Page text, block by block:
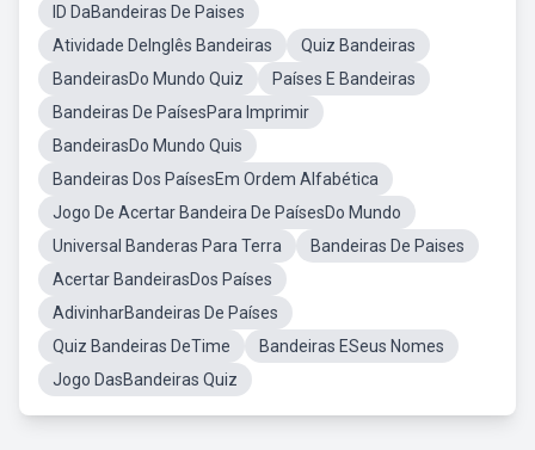
ID DaBandeiras De Paises
Atividade DeInglês Bandeiras
Quiz Bandeiras
BandeirasDo Mundo Quiz
Países E Bandeiras
Bandeiras De PaísesPara Imprimir
BandeirasDo Mundo Quis
Bandeiras Dos PaísesEm Ordem Alfabética
Jogo De Acertar Bandeira De PaísesDo Mundo
Universal Banderas Para Terra
Bandeiras De Paises
Acertar BandeirasDos Países
AdivinharBandeiras De Países
Quiz Bandeiras DeTime
Bandeiras ESeus Nomes
Jogo DasBandeiras Quiz